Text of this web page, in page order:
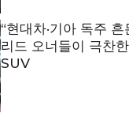
“현대차·기아 독주
리드 오너들이 극찬
SUV